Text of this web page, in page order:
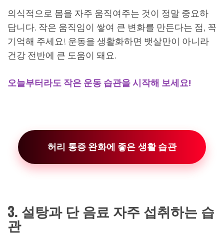
의식적으로 몸을 자주 움직여주는 것이 정말 중요하
답니다. 작은 움직임이 쌓여 큰 변화를 만든다는 점, 꼭
기억해 주세요! 운동을 생활화하면 뱃살만이 아니라
건강 전반에 큰 도움이 돼요.
오늘부터라도 작은 운동 습관을 시작해 보세요!
허리 통증 완화에 좋은 생활 습관
3. 설탕과 단 음료 자주 섭취하는 습
관